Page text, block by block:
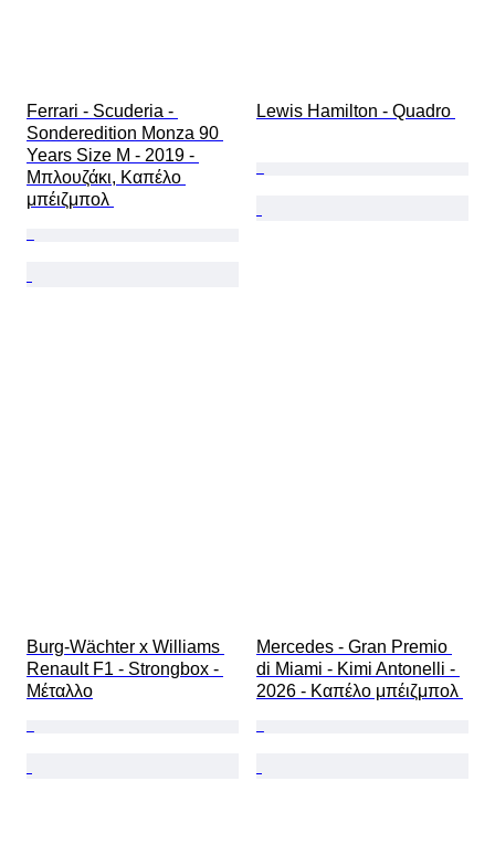
Ferrari - Scuderia -
Sonderedition Monza 90
Years Size M - 2019 -
Μπλουζάκι, Καπέλο
μπέιζμπολ
Lewis Hamilton - Quadro
Burg-Wächter x Williams
Renault F1 - Strongbox -
Μέταλλο
Mercedes - Gran Premio
di Miami - Kimi Antonelli -
2026 - Καπέλο μπέιζμπολ